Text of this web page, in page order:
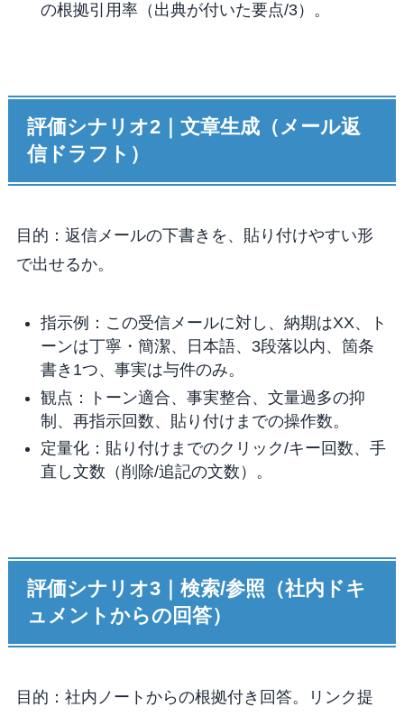
の根拠引用率（出典が付いた要点/3）。
評価シナリオ2｜文章生成（メール返
信ドラフト）
目的：返信メールの下書きを、貼り付けやすい形
で出せるか。
指示例：この受信メールに対し、納期はXX、ト
ーンは丁寧・簡潔、日本語、3段落以内、箇条
書き1つ、事実は与件のみ。
観点：トーン適合、事実整合、文量過多の抑
制、再指示回数、貼り付けまでの操作数。
定量化：貼り付けまでのクリック/キー回数、手
直し文数（削除/追記の文数）。
評価シナリオ3｜検索/参照（社内ドキ
ュメントからの回答）
目的：社内ノートからの根拠付き回答。リンク提